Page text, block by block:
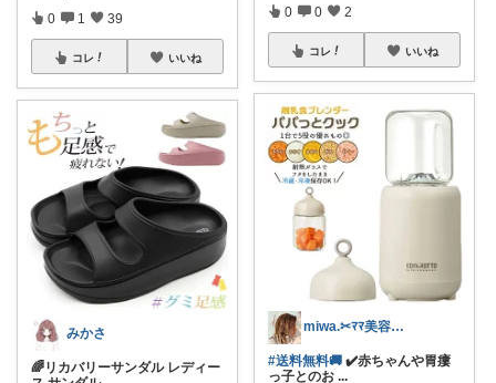
0 1 39
コレ いいね
みかさ
🌈リカバリーサンダル レディー
0 0 2
コレ いいね
miwa.✂︎ﾏﾏ美容師💎
#送料無料🚚 ✔️赤ちゃんや胃瘻
っ子とのお ...